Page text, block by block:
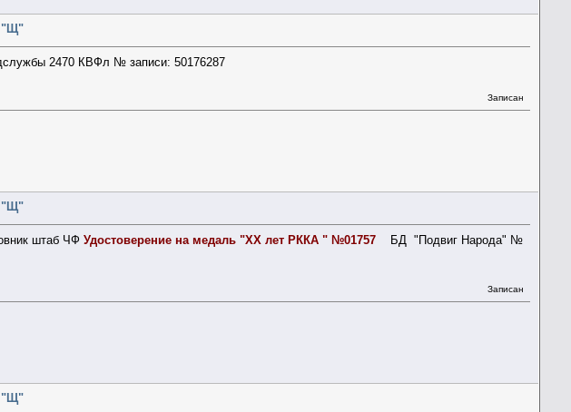
"Щ"
2470 КВФл № записи: 50176287
Записан
"Щ"
штаб ЧФУдостоверение на медаль "ХХ лет РККА " №01757
БД "Подвиг Народа" №
Записан
"Щ"